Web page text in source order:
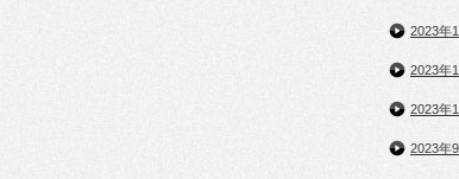
2023年
2023年
2023年
2023年